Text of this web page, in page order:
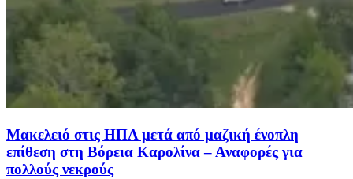
Μακελειό στις ΗΠΑ μετά από μαζική ένοπλη
επίθεση στη Βόρεια Καρολίνα – Αναφορές για
πολλούς νεκρούς